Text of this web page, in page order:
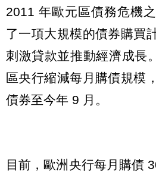
2011 年歐元區債務危機
了一項大規模的債券購買
刺激貸款並推動經濟成長
區央行縮減每月購債規模
債券至今年 9 月。
目前，歐洲央行每月購債